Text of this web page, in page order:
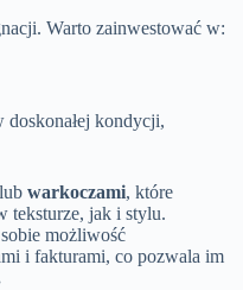
Warto zainwestować w:
doskonałej kondycji,
lub warkoczami, które
teksturze, jak i stylu.
możliwość
i fakturami, co pozwala im